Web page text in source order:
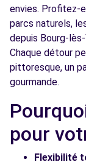
Voir l'agence
Free2move
- VALENCE (C)
VALENCE,
Voir l'agence
envies. Profitez-
parcs naturels,
depuis Bourg-
Chaque détour
pittoresque, un
gourmande.
pour
Flexibilité